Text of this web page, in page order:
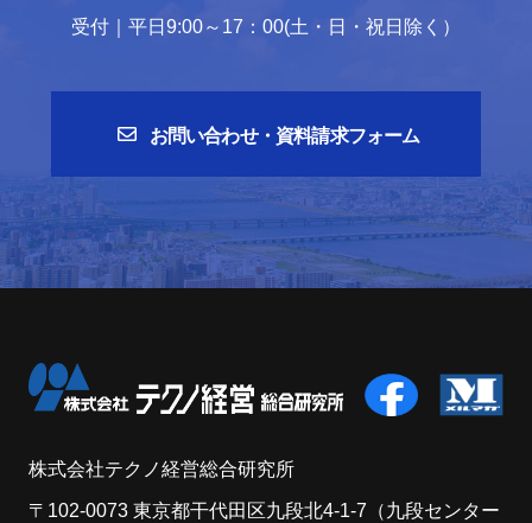
受付｜平日9:00～17：00(土・日・祝日除く）
お問い合わせ・資料請求フォーム
株式会社テクノ経営総合研究所
〒102-0073 東京都干代田区九段北4-1-7（九段センター